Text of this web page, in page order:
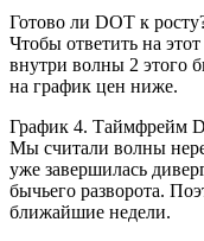
Готово ли DOT к
Чтобы ответить на
внутри волны 2 этого
на график цен ниже.
График 4. Таймфрейм
Мы считали волны
уже завершилась
бычьего разворота.
ближайшие недели.